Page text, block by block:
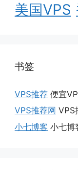
美国VPS
书签
VPS推荐 便宜
VPS推荐网 VPS
小七博客 小七博